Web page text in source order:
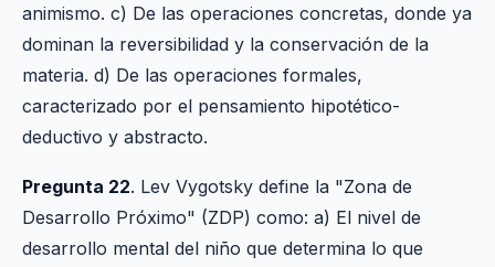
animismo. c) De las operaciones concretas, donde ya
dominan la reversibilidad y la conservación de la
materia. d) De las operaciones formales,
caracterizado por el pensamiento hipotético-
deductivo y abstracto.
Pregunta 22. Lev Vygotsky define la "Zona de
Desarrollo Próximo" (ZDP) como: a) El nivel de
desarrollo mental del niño que determina lo que